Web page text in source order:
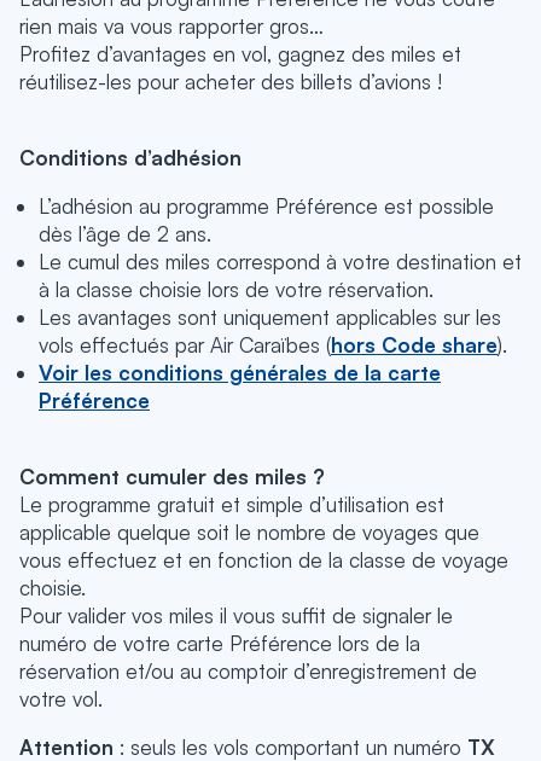
rien mais va vous rapporter gros…
Profitez d’avantages en vol, gagnez des miles et
réutilisez-les pour acheter des billets d’avions !
Conditions d’adhésion
L’adhésion au programme Préférence est possible
dès l’âge de 2 ans.
Le cumul des miles correspond à votre destination et
à la classe choisie lors de votre réservation.
Les avantages sont uniquement applicables sur les
vols effectués par Air Caraïbes (hors Code share).
Voir les conditions générales de la carte
Préférence
Comment cumuler des miles ?
Le programme gratuit et simple d’utilisation est
applicable quelque soit le nombre de voyages que
vous effectuez et en fonction de la classe de voyage
choisie.
Pour valider vos miles il vous suffit de signaler le
numéro de votre carte Préférence lors de la
réservation et/ou au comptoir d’enregistrement de
votre vol.
Attention : seuls les vols comportant un numéro TX